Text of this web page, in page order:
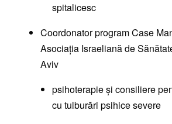
spitalicesc
Coordonator program Case
Asociația Israeliană de
Aviv
psihoterapie și consiliere
cu tulburări psihice severe